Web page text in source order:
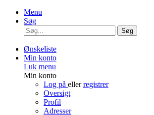
Menu
Søg
Søg
Ønskeliste
Min konto
Luk menu
Min konto
Log på ellerregistrer
Oversigt
Profil
Adresser